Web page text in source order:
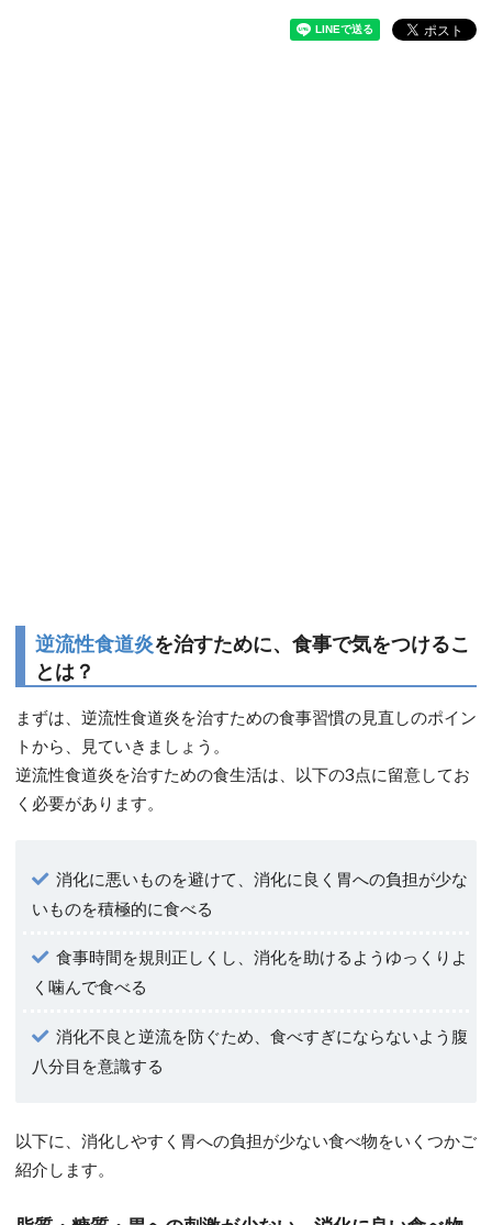
逆流性食道炎を治すために、食事で気をつけるこ
とは？
まずは、逆流性食道炎を治すための食事習慣の見直しのポイン
トから、見ていきましょう。
逆流性食道炎を治すための食生活は、以下の3点に留意してお
く必要があります。
消化に悪いものを避けて、消化に良く胃への負担が少な
いものを積極的に食べる
食事時間を規則正しくし、消化を助けるようゆっくりよ
く噛んで食べる
消化不良と逆流を防ぐため、食べすぎにならないよう腹
八分目を意識する
以下に、消化しやすく胃への負担が少ない食べ物をいくつかご
紹介します。